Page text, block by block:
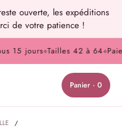
ouverte, les expéditions
de votre patience !
15 jours◆Tailles 42 à 64◆
Panier · 0
/